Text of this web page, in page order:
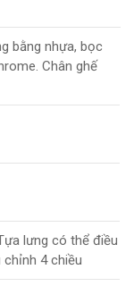
bằng nhựa, bọc
Chân ghế
lưng có thể điều
4 chiều